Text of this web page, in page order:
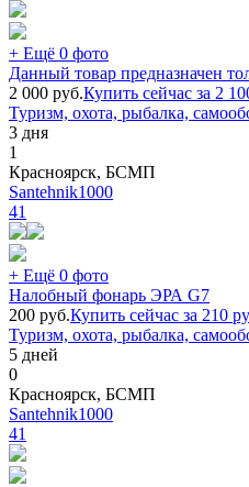
+ Ещё 0 фото
Данный товар предназначен
2 000 руб.Купить сейчас за 2
Туризм, охота, рыбалка,
3 дня
1
Красноярск, БСМП
Santehnik1000
41
+ Ещё 0 фото
Налобный фонарь ЭРА G7
200 руб.Купить сейчас за 210
Туризм, охота, рыбалка,
5 дней
0
Красноярск, БСМП
Santehnik1000
41